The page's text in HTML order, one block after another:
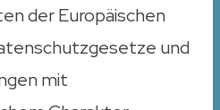
der Europäischen
und
mit